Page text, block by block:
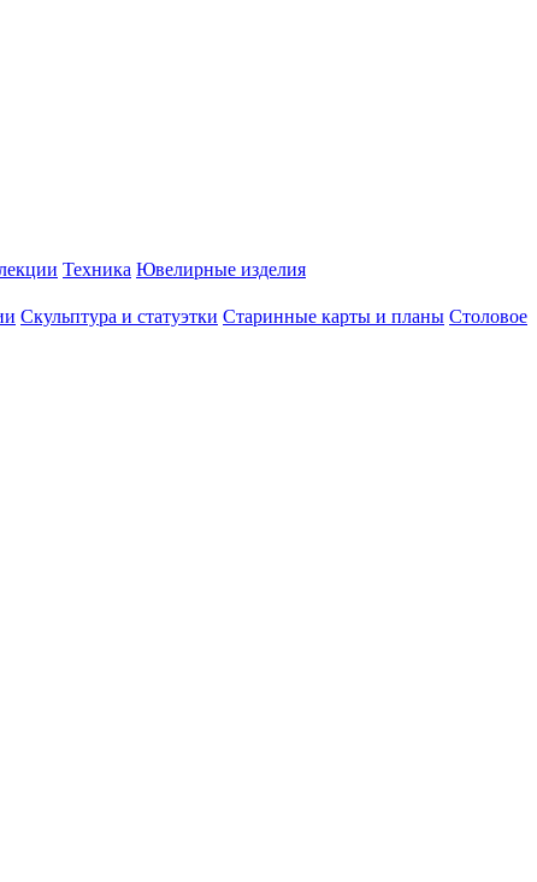
Техника Ювелирные изделия
Скульптура и статуэтки Старинные карты и планы Столовое